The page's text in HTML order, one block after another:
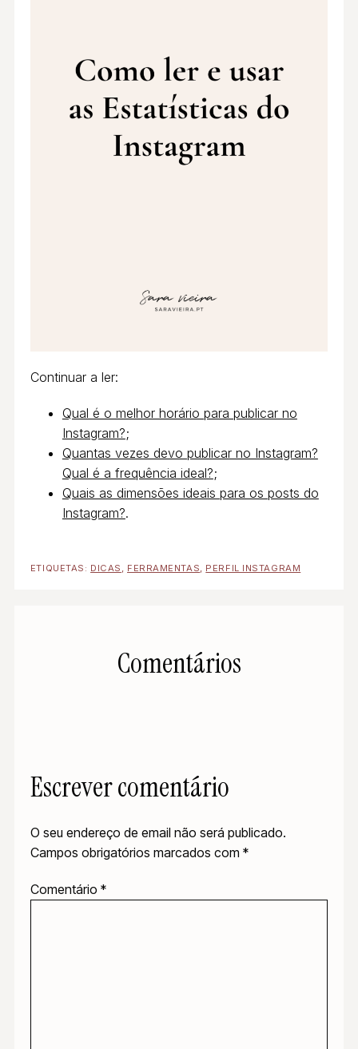
Continuar a ler:
Qual é o melhor horário para publicar no
Instagram?;
Quantas vezes devo publicar no Instagram?
Qual é a frequência ideal?;
Quais as dimensões ideais para os posts do
Instagram?.
ETIQUETAS: DICAS , FERRAMENTAS, PERFIL INSTAGRAM
Comentários
Escrever comentário
O seu endereço de email não será publicado.
Campos obrigatórios marcados com *
Comentário *